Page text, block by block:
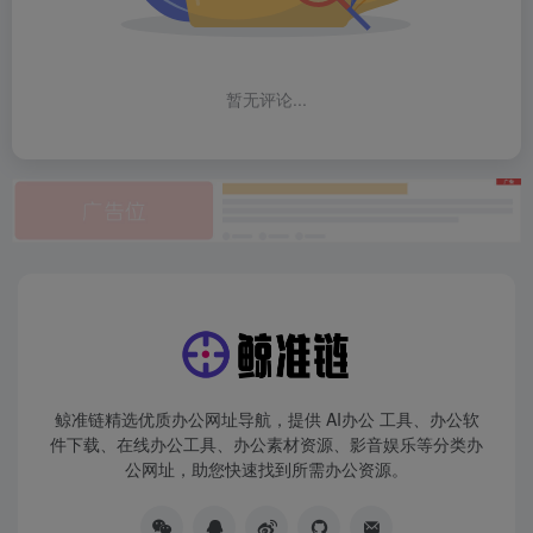
暂无评论...
鲸准链精选优质办公网址导航，提供 AI办公 工具、办公软
件下载、在线办公工具、办公素材资源、影音娱乐等分类办
公网址，助您快速找到所需办公资源。